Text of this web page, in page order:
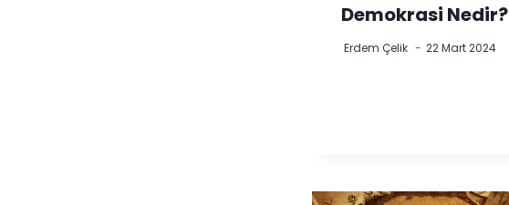
Demokrasi Nedir?
Erdem Çelik 22 Mart 2024